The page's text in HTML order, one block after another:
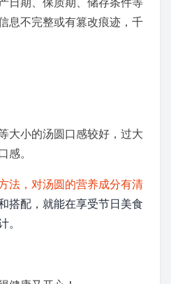
息不完整或有篡改痕迹，千
大小的汤圆口感较好，过大
。
法，对汤圆的营养成分有清
搭配，就能在享受节日美食